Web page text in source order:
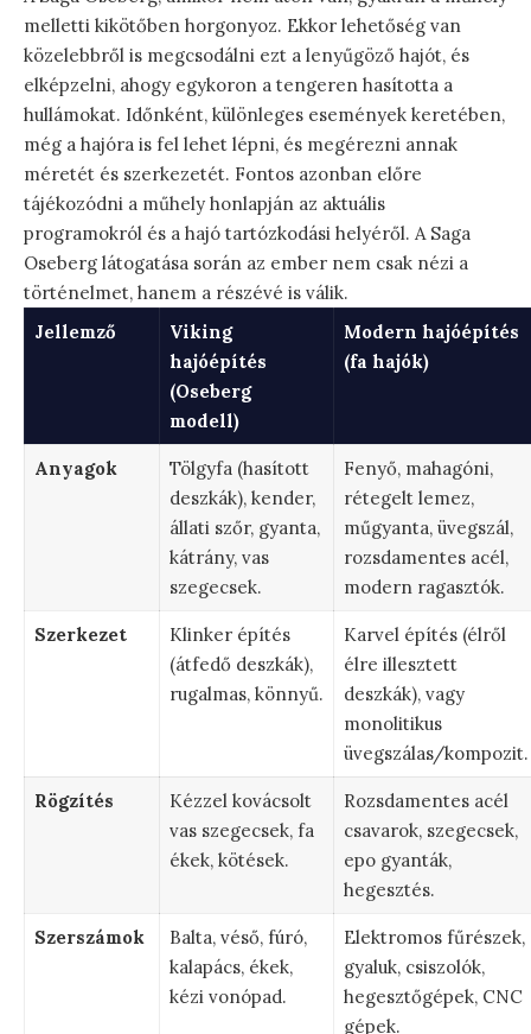
melletti kikötőben horgonyoz. Ekkor lehetőség van
közelebbről is megcsodálni ezt a lenyűgöző hajót, és
elképzelni, ahogy egykoron a tengeren hasította a
hullámokat. Időnként, különleges események keretében,
még a hajóra is fel lehet lépni, és megérezni annak
méretét és szerkezetét. Fontos azonban előre
tájékozódni a műhely honlapján az aktuális
programokról és a hajó tartózkodási helyéről. A Saga
Oseberg látogatása során az ember nem csak nézi a
történelmet, hanem a részévé is válik.
Jellemző
Viking
hajóépítés
(Oseberg
modell)
Modern hajóépítés
(fa hajók)
Anyagok
Tölgyfa (hasított
deszkák), kender,
állati szőr, gyanta,
kátrány, vas
szegecsek.
Fenyő, mahagóni,
rétegelt lemez,
műgyanta, üvegszál,
rozsdamentes acél,
modern ragasztók.
Szerkezet
Klinker építés
(átfedő deszkák),
rugalmas, könnyű.
Karvel építés (élről
élre illesztett
deszkák), vagy
monolitikus
üvegszálas/kompozit.
Rögzítés
Kézzel kovácsolt
vas szegecsek, fa
ékek, kötések.
Rozsdamentes acél
csavarok, szegecsek,
epo gyanták,
hegesztés.
Szerszámok
Balta, véső, fúró,
kalapács, ékek,
kézi vonópad.
Elektromos fűrészek,
gyaluk, csiszolók,
hegesztőgépek, CNC
gépek.